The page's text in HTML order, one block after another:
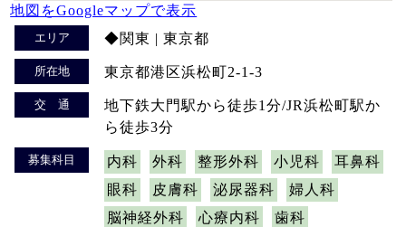
地図をGoogleマップで表示
エリア ◆関東 | 東京都
所在地 東京都港区浜松町2-1-3
交 通
地下鉄大門駅から徒歩1分/JR浜松町駅か
ら徒歩3分
募集科目 内科 外科 整形外科 小児科
耳鼻科
眼科
皮膚科 泌尿器科
婦人科
脳神経外科
心療内科
歯科